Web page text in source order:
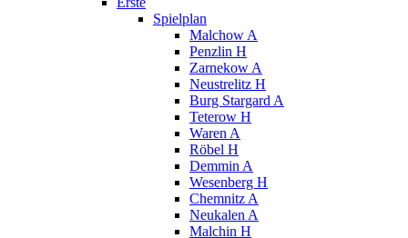
Spielplan
Malchow A
Penzlin H
Zarnekow A
Neustrelitz H
Burg Stargard A
Teterow H
Waren A
Röbel H
Demmin A
Wesenberg H
Chemnitz A
Neukalen A
Malchin H